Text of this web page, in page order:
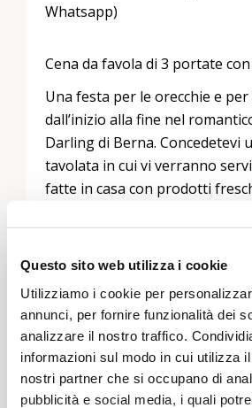
Questo sito web utilizza i cookie
Utilizziamo i cookie per
annunci, per fornire funzionalità dei
analizzare il nostro traffico.
informazioni sul modo in cui utilizza
nostri partner che si occupano di
pubblicità e social media, i quali
Whatsapp)
Cena da favola di 3 portate
Una festa per le orecchie e
dall’inizio alla fine nel
Darling di Berna. Concedetevi
tavolata in cui vi verranno
fatte in casa con prodotti
Hegglin
Lascia un commento
Devi essereconnesso per inviare